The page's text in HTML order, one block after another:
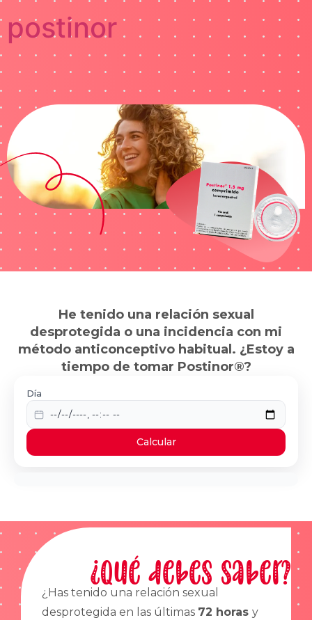
postinor
He tenido una relación sexual
desprotegida o una incidencia con mi
método anticonceptivo habitual. ¿Estoy a
tiempo de tomar Postinor®?
Día
Calcular
¿Qué debes saber?
¿Has tenido una relación sexual
desprotegida en las últimas 72 horas y